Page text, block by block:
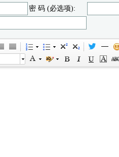
密 码 (必选项):